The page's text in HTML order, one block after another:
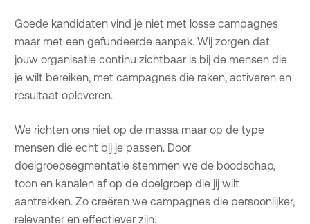
Goede kandidaten vind je niet met losse campagnes
maar met een gefundeerde aanpak. Wij zorgen dat
jouw organisatie continu zichtbaar is bij de mensen die
je wilt bereiken, met campagnes die raken, activeren en
resultaat opleveren.
We richten ons niet op de massa maar op de type
mensen die echt bij je passen. Door
doelgroepsegmentatie stemmen we de boodschap,
toon en kanalen af op de doelgroep die jij wilt
aantrekken. Zo creëren we campagnes die persoonlijker,
relevanter en effectiever zijn.